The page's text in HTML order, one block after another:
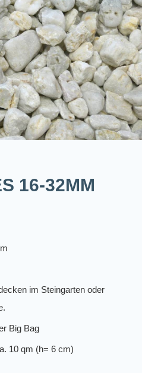
16-32MM
im Steingarten oder
Big Bag
10 qm (h= 6 cm)